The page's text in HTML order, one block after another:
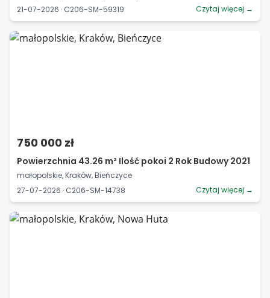
21-07-2026 · C206-SM-59319
Czytaj więcej →
750 000 zł
Powierzchnia 43.26 m² Ilość pokoi 2 Rok Budowy 2021
małopolskie, Kraków, Bieńczyce
27-07-2026 · C206-SM-14738
Czytaj więcej →